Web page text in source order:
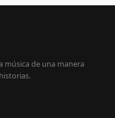
música de una manera